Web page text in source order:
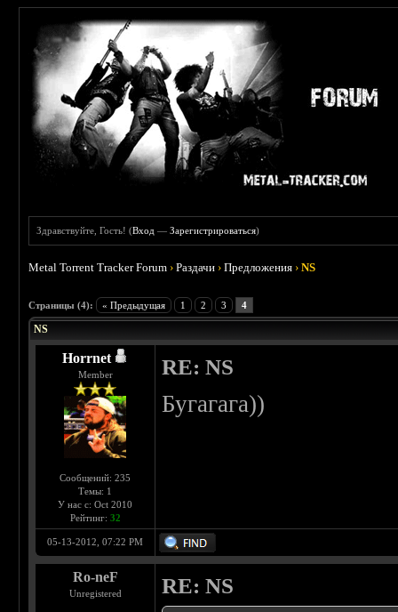
Здравствуйте, Гость! (Вход —Зарегистрироваться)
Metal Torrent Tracker Forum ›Раздачи ›Предложения ›NS
Страницы (4): « Предыдущая 1 2 3 4
NS
Horrnet
Member
Сообщений: 235
Темы: 1
У нас с: Oct 2010
Рейтинг: 32
RE: NS
Бугагага))
05-13-2012, 07:22 PM
Ro-neF
Unregistered RE: NS